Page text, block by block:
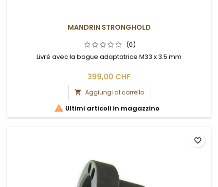
MANDRIN STRONGHOLD
(0)
Livré avec la bague adaptatrice M33 x 3.5 mm
399,00 CHF
 Aggiungi al carrello
 Ultimi articoli in magazzino
favorite_border